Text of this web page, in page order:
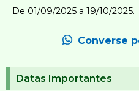
De 01/09/2025 a 19/10/2025.
Converse
Datas Importantes